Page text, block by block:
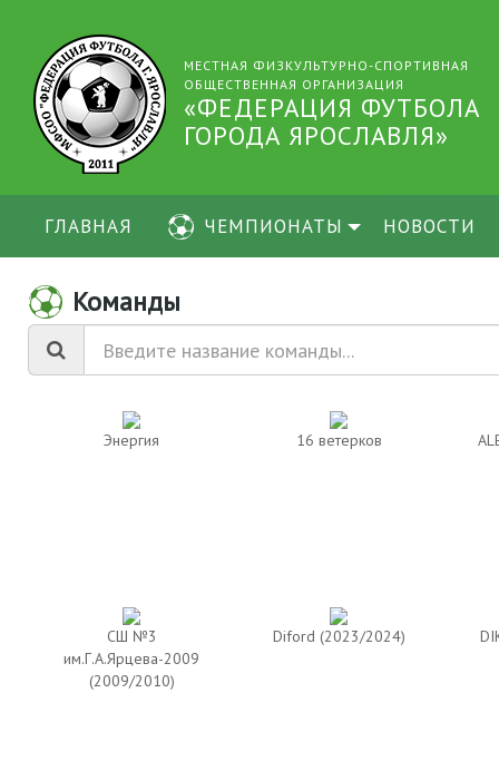
МЕСТНАЯ ФИЗКУЛЬТУРНО-СПОРТИВНАЯ
ОБЩЕСТВЕННАЯ ОРГАНИЗАЦИЯ
«ФЕДЕРАЦИЯ ФУТБОЛА
ГОРОДА ЯРОСЛАВЛЯ»
ГЛАВНАЯ ЧЕМПИОНАТЫ НОВОСТИ
Команды
Энергия 16 ветерков
CШ №3
им.Г.А.Ярцева-2009
(2009/2010)
Diford (2023/2024)